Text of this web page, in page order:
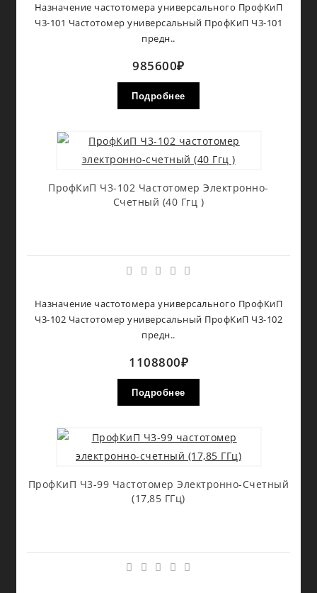
Назначение частотомера универсального ПрофКиП
Ч3-101 Частотомер универсальный ПрофКиП Ч3-101
предн..
985600₽
Подробнее
ПрофКиП Ч3-102 Частотомер Электронно-
Счетный (40 Ггц )
Назначение частотомера универсального ПрофКиП
Ч3-102 Частотомер универсальный ПрофКиП Ч3-102
предн..
1108800₽
Подробнее
ПрофКиП Ч3-99 Частотомер Электронно-Счетный
(17,85 ГГц)